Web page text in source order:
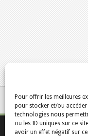
Pour offrir les meilleures
pour stocker et/ou
technologies nous
ou les ID uniques sur ce
avoir un effet négatif sur